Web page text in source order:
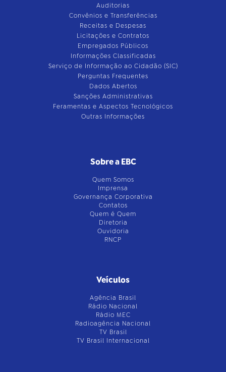
Auditorias
Convênios e Transferências
Receitas e Despesas
Licitações e Contratos
Empregados Públicos
Informações Classificadas
Serviço de Informação ao Cidadão (SIC)
Perguntas Frequentes
Dados Abertos
Sanções Administrativas
Feramentas e Aspectos Tecnológicos
Outras Informações
Sobre a EBC
Quem Somos
Imprensa
Governança Corporativa
Contatos
Quem é Quem
Diretoria
Ouvidoria
RNCP
Veículos
Agência Brasil
Rádio Nacional
Rádio MEC
Radioagência Nacional
TV Brasil
TV Brasil Internacional